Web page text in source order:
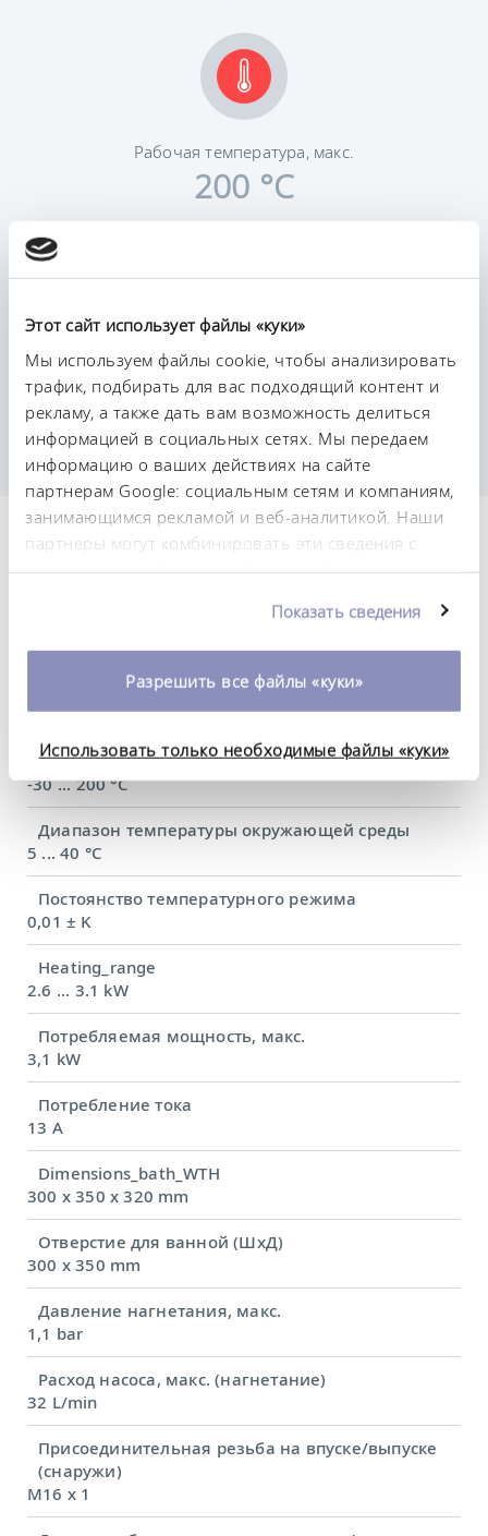
Этот сайт использует файлы «куки»
Мы используем файлы cookie, чтобы анализировать
трафик, подбирать для вас подходящий контент и
рекламу, а также дать вам возможность делиться
информацией в социальных сетях. Мы передаем
информацию о ваших действиях на сайте
партнерам Google: социальным сетям и компаниям,
занимающимся рекламой и веб-аналитикой. Наши
партнеры могут комбинировать эти сведения с
предоставленной вами информацией, а также
использовании вами их сервисов. Вы можете
изменить или отозвать свое согласие в любое
время. Более подробную информацию об этом вы
Показать сведения
Разрешить все файлы «куки»
Использовать только необходимые файлы «куки»
Рабочая температура, макс.
200 °C
Постоянство температурного режима
0,01 ± K
Технические
характеристики (согл.
Диапазон рабочих температур
-30 ... 200 °C
Рабочий диапазон температур
-30 ... 200 °C
Диапазон температуры окружающей среды
5 ... 40 °C
Постоянство температурного режима
0,01 ± K
Heating_range
2.6 ... 3.1 kW
Потребляемая мощность, макс.
3,1 kW
Потребление тока
13 A
Dimensions_bath_WTH
300 x 350 x 320 mm
Отверстие для ванной (ШхД)
300 x 350 mm
Давление нагнетания, макс.
1,1 bar
Расход насоса, макс. (нагнетание)
32 L/min
Присоединительная резьба на впуске/выпуске
(снаружи)
M16 x 1